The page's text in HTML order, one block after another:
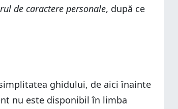
de caractere personale, după ce
ghidului, de aici înainte
nu este disponibil în limba